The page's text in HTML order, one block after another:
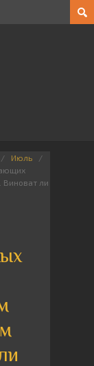
Июль
Виноват ли